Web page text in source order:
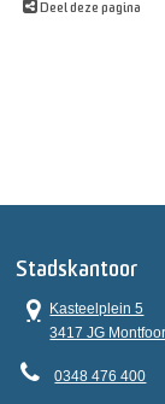
Deel deze pagina
Stadskantoor
Kasteelplein 5
3417 JG
0348 476 400